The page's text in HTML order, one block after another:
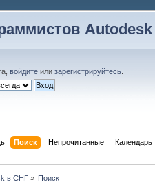
войдите илизарегистрируйтесь
Поиск Непрочитанные Календарь
в СНГ» Поиск